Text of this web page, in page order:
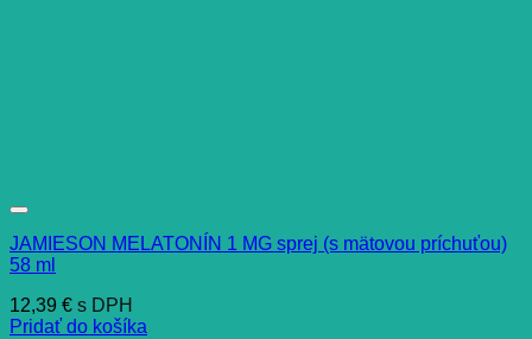
JAMIESON MELATONÍN 1 MG sprej (s mätovou príchuťou)
58 ml
12,39 € s DPH
Pridať do košíka